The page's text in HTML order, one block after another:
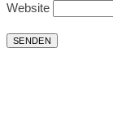
Website